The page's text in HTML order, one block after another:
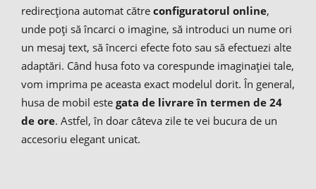
redirecționa automat către configuratorul online,
unde poți să încarci o imagine, să introduci un nume ori
un mesaj text, să încerci efecte foto sau să efectuezi alte
adaptări. Când husa foto va corespunde imaginației tale,
vom imprima pe aceasta exact modelul dorit. În general,
husa de mobil este gata de livrare în termen de 24
de ore. Astfel, în doar câteva zile te vei bucura de un
accesoriu elegant unicat.